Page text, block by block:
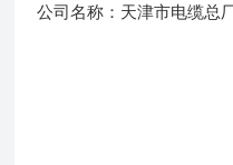
公司名称：天津市电缆总